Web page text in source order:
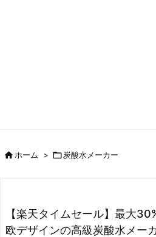
ホーム > 炭酸水メーカー
【楽天タイムセール】最大
欧デザインの高級炭酸水メー